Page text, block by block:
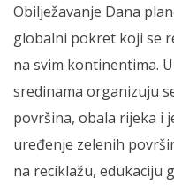
Obilježavanje Dana
globalni pokret koji se
na svim kontinentima.
sredinama organizuju
površina, obala rijeka i
uređenje zelenih
na reciklažu, edukaciju